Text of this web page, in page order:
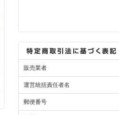
販売業者
運営統括責任者名
郵便番号